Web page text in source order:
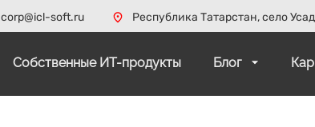
corp@icl-soft.ru Республика Татарстан, село
Собственные ИТ-продукты Блог